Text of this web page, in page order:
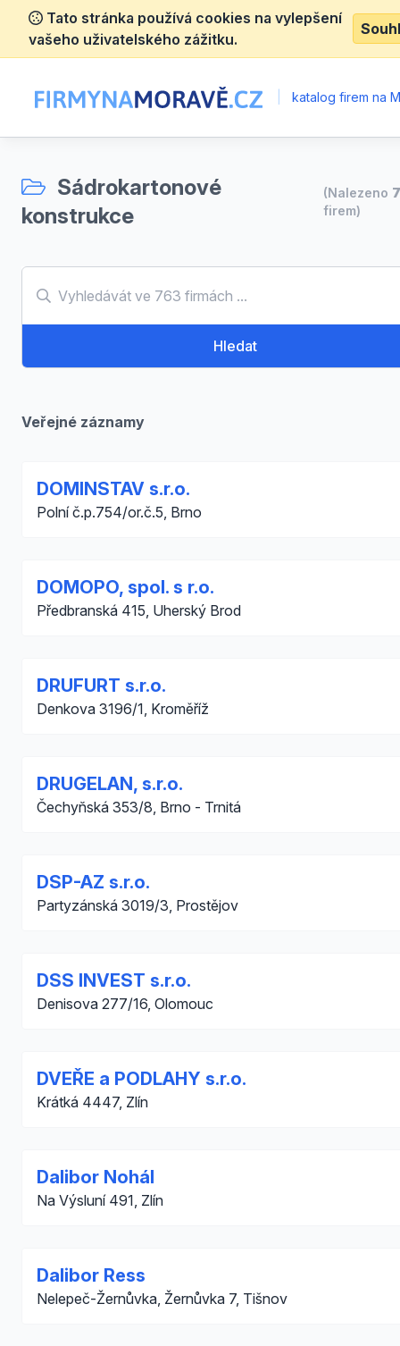
Tato stránka používá cookies na vylepšení
vašeho uživatelského zážitku.
katalog firem na
Sádrokartonové
konstrukce
(Nalezeno
firem)
Hledat
Veřejné záznamy
DOMINSTAV s.r.o.
Polní č.p.754/or.č.5, Brno
DOMOPO, spol. s r.o.
Předbranská 415, Uherský Brod
DRUFURT s.r.o.
Denkova 3196/1, Kroměříž
DRUGELAN, s.r.o.
Čechyňská 353/8, Brno - Trnitá
DSP-AZ s.r.o.
Partyzánská 3019/3, Prostějov
DSS INVEST s.r.o.
Denisova 277/16, Olomouc
DVEŘE a PODLAHY s.r.o.
Krátká 4447, Zlín
Dalibor Nohál
Na Výsluní 491, Zlín
Dalibor Ress
Nelepeč-Žernůvka, Žernůvka 7, Tišnov